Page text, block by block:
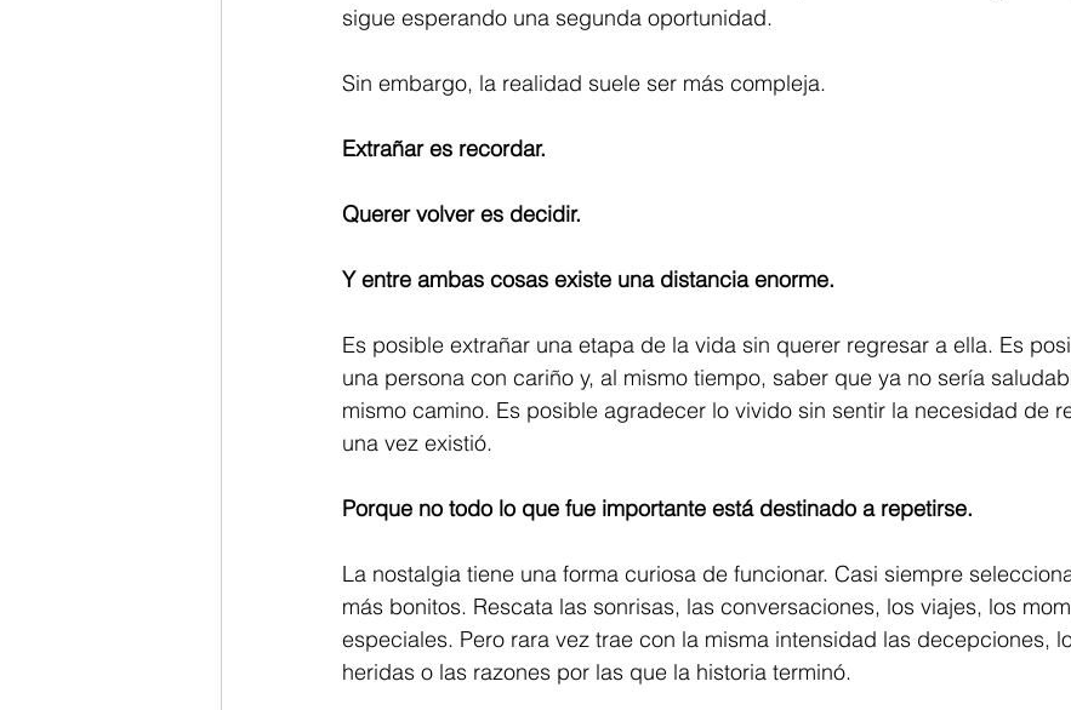
sigue esperando una segunda oportunidad.
Sin embargo, la realidad suele ser más compleja.
Extrañar es recordar.
Querer volver es decidir.
Y entre ambas cosas existe una distancia enorme.
Es posible extrañar una etapa de la vida sin querer regresar a ella. Es
una persona con cariño y, al mismo tiempo, saber que ya no sería
mismo camino. Es posible agradecer lo vivido sin sentir la necesidad de
una vez existió.
Porque no todo lo que fue importante está destinado a repetirse.
La nostalgia tiene una forma curiosa de funcionar. Casi siempre
más bonitos. Rescata las sonrisas, las conversaciones, los viajes, los
especiales. Pero rara vez trae con la misma intensidad las decepciones,
heridas o las razones por las que la historia terminó.